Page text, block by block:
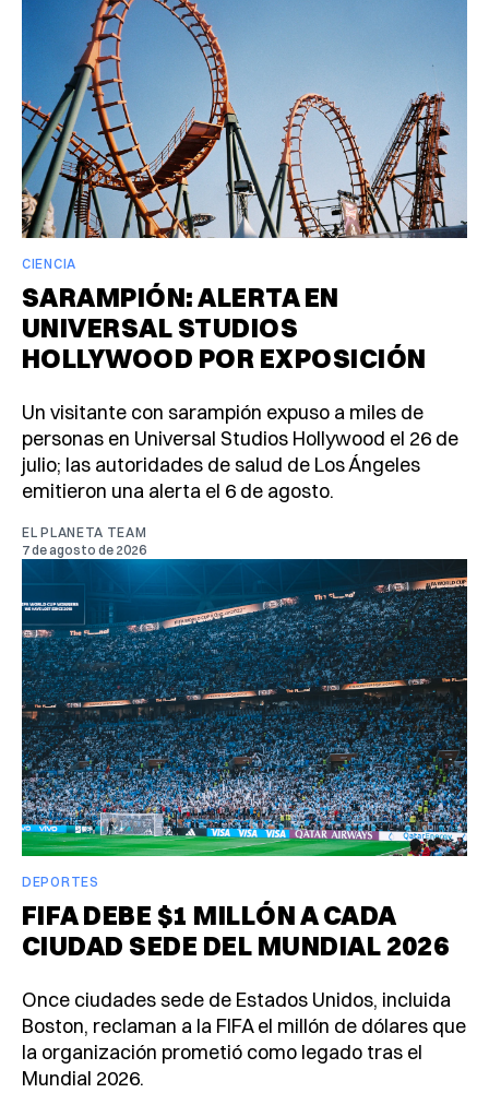
CIENCIA
SARAMPIÓN: ALERTA EN
UNIVERSAL STUDIOS
HOLLYWOOD POR EXPOSICIÓN
Un visitante con sarampión expuso a miles de
personas en Universal Studios Hollywood el 26 de
julio; las autoridades de salud de Los Ángeles
emitieron una alerta el 6 de agosto.
EL PLANETA TEAM
7 de agosto de 2026
DEPORTES
FIFA DEBE $1 MILLÓN A CADA
CIUDAD SEDE DEL MUNDIAL 2026
Once ciudades sede de Estados Unidos, incluida
Boston, reclaman a la FIFA el millón de dólares que
la organización prometió como legado tras el
Mundial 2026.